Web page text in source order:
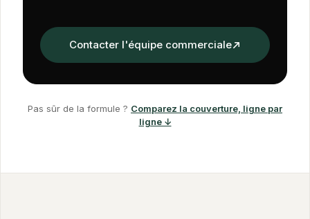
Contacter l'équipe commerciale
Pas sûr de la formule ? Comparez la couverture, ligne par
ligne ↓